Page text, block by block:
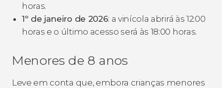
horas.
1º de janeiro de 2026: a vinícola abrirá às 12:00
horas e o último acesso será às 18:00 horas.
Menores de 8 anos
Leve em conta que, embora crianças menores